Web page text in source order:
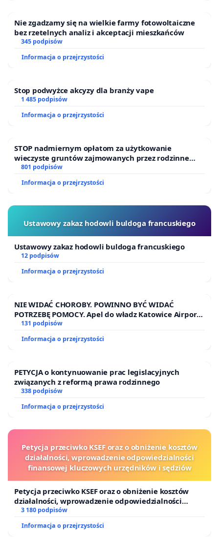
Nie zgadzamy się na wielkie farmy fotowoltaiczne
bez rzetelnych analiz i akceptacji mieszkańców
345 podpisów
Informacja o przejrzystości
Stop podwyżce akcyzy dla branży vape
1 485 podpisów
Informacja o przejrzystości
STOP nadmiernym opłatom za użytkowanie
wieczyste gruntów zajmowanych przez rodzinne
ogrody działkowe.
801 podpisów
Informacja o przejrzystości
Ustawowy zakaz hodowli buldoga francuskiego
Ustawowy zakaz hodowli buldoga francuskiego
12 podpisów
Informacja o przejrzystości
NIE WIDAĆ CHOROBY. POWINNO BYĆ WIDAĆ
POTRZEBĘ POMOCY. Apel do władz Katowice Airport
o przystąpienie do programu HIDDEN DISABILITIES
SUNFLOWER – SŁONECZNIK – UKRYTE
NIEPEŁNOSPRAWNOŚCI
131 podpisów
Informacja o przejrzystości
PETYCJA o kontynuowanie prac legislacyjnych
związanych z reformą prawa rodzinnego
338 podpisów
Informacja o przejrzystości
Petycja przeciwko KSEF oraz o obniżenie kosztów
działalności, wprowadzenie odpowiedzialności
finansowej kluczowych urzędników i sędziów
Petycja przeciwko KSEF oraz o obniżenie kosztów
działalności, wprowadzenie odpowiedzialności
finansowej kluczowych urzędników i sędziów
3 180 podpisów
Informacja o przejrzystości